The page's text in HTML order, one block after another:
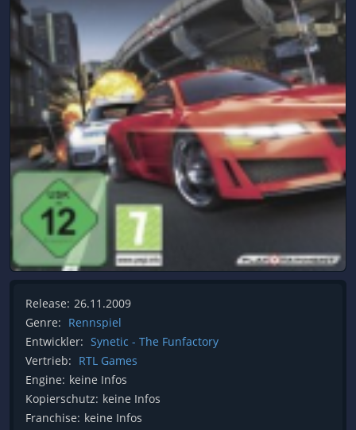
Release: 26.11.2009
Genre: Rennspiel
Entwickler: Synetic - The Funfactory
Vertrieb: RTL Games
Engine: keine Infos
Kopierschutz: keine Infos
Franchise: keine Infos